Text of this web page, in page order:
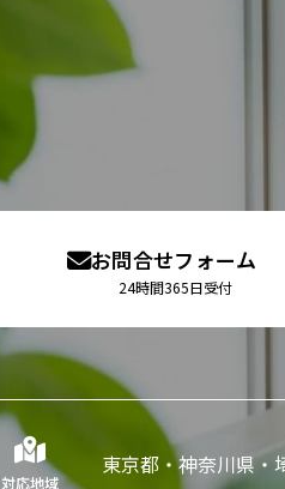
お問合せフォーム
24時間365日受付
対応地域
東京都・神奈川県・